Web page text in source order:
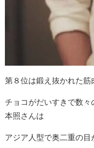
第８位は鍛え抜かれた筋
チョコがだいすきで数
本照さんは
アジア人型で奥二重の目